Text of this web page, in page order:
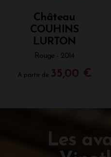
Château
COUHINS
LURTON
Rouge - 2014
A partir de 35,00 €
Les